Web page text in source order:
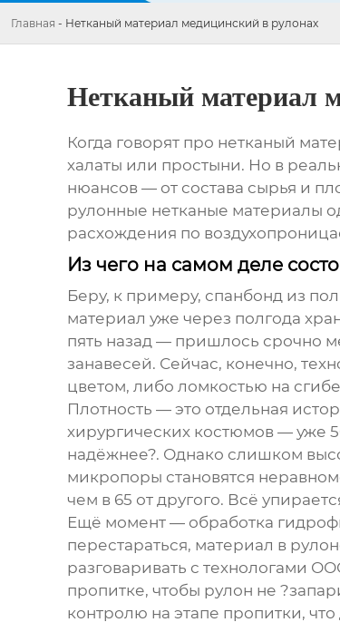
Главная - Нетканый материал медицинский в рулонах
Нетканый материал
Когда говорят про нетканый
халаты или простыни. Но в
нюансов — от состава сырья и
рулонные нетканые материалы
расхождения по
Из чего на самом деле
Беру, к примеру, спанбонд из
материал уже через полгода
пять назад — пришлось срочно
занавесей. Сейчас, конечно,
цветом, либо ломкостью на
Плотность — это отдельная
хирургических костюмов — уже
надёжнее?. Однако слишком
микропоры становятся
чем в 65 от другого. Всё
Ещё момент — обработка
перестараться, материал в
разговаривать с технологами
пропитке, чтобы рулон не
контролю на этапе пропитки,